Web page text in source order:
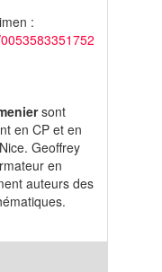
:
sont
en CP et en
Geoffrey
en
auteurs des